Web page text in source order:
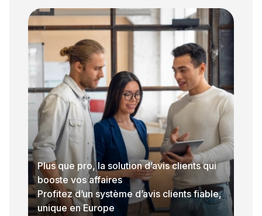
Plus que pro, la solution d’avis clients qui
booste vos affaires
Profitez d’un système d’avis clients fiable,
unique en Europe